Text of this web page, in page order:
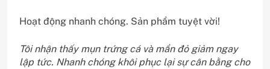
Hoạt động nhanh chóng. Sản phẩm tuyệt vời!
Tôi nhận thấy mụn trứng cá và mẩn đỏ giảm ngay
lập tức. Nhanh chóng khôi phục lại sự cân bằng cho